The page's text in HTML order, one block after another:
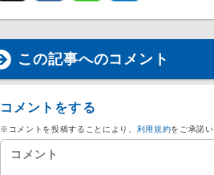
この記事へのコメント
コメントをする
※コメントを投稿することにより、 利用規約をご承諾